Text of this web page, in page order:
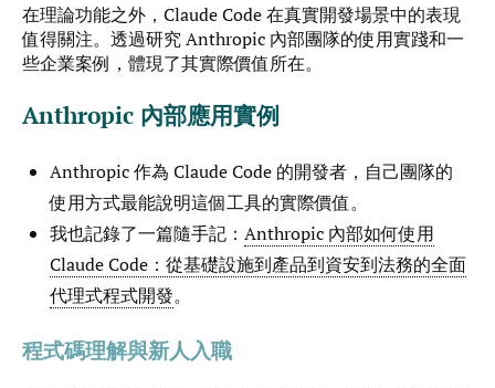
在理論功能之外，Claude Code 在真實開發場景中的表現
值得關注。透過研究 Anthropic 內部團隊的使用實踐和一
些企業案例，體現了其實際價值所在。
Anthropic 內部應用實例
Anthropic 作為 Claude Code 的開發者，自己團隊的
使用方式最能說明這個工具的實際價值。
我也記錄了一篇隨手記： Anthropic 內部如何使用
Claude Code：從基礎設施到產品到資安到法務的全面
代理式程式開發。
程式碼理解與新人入職